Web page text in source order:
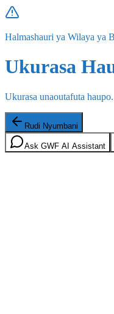
Halmashauri ya Wilaya ya
Ukurasa
Ukurasa unaoutafuta haupo.
Rudi Nyumbani
Ask GWF AI Assistant